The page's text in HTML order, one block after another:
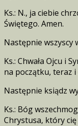
Ks.: N., ja ciebie
Świętego. Amen.
Następnie wszyscy
Ks.: Chwała Ojcu i
na początku, teraz i
Następnie ksiądz
Ks.: Bóg
Chrystusa, który cię